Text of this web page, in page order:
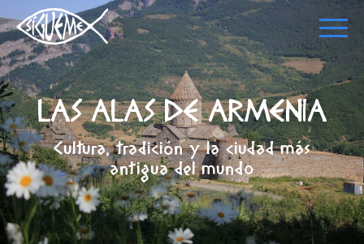
LAS ALAS DE ARMENIA
Cultura, tradición y la ciudad más
antigua del mundo